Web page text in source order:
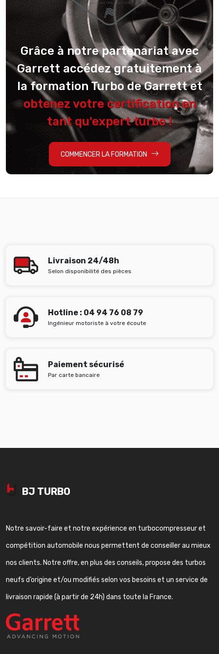
Grâce à notre partenariat avec
Garrett accédez gratuitement à
la formation Turbo de Garrett et
obtenez votre certification en
tant qu'expert turbo !
COMMENCER LA FORMATION
Livraison 24/48h
Selon disponibilité des pièces
Hotline : 04 94 76 08 79
Ingénieur motoriste à votre écoute
Paiement sécurisé
Par carte bancaire
BJ TURBO
Notre savoir-faire et notre expérience en turbocompresseur et
compétition automobile nous permettent de conseiller au mieux
nos clients. Notre offre, en plus des conseils, propose des turbos
neufs d’origine et/ou modifiés selon vos besoins et un service de
livraison rapide (à partir de 24h) dans toute la France.